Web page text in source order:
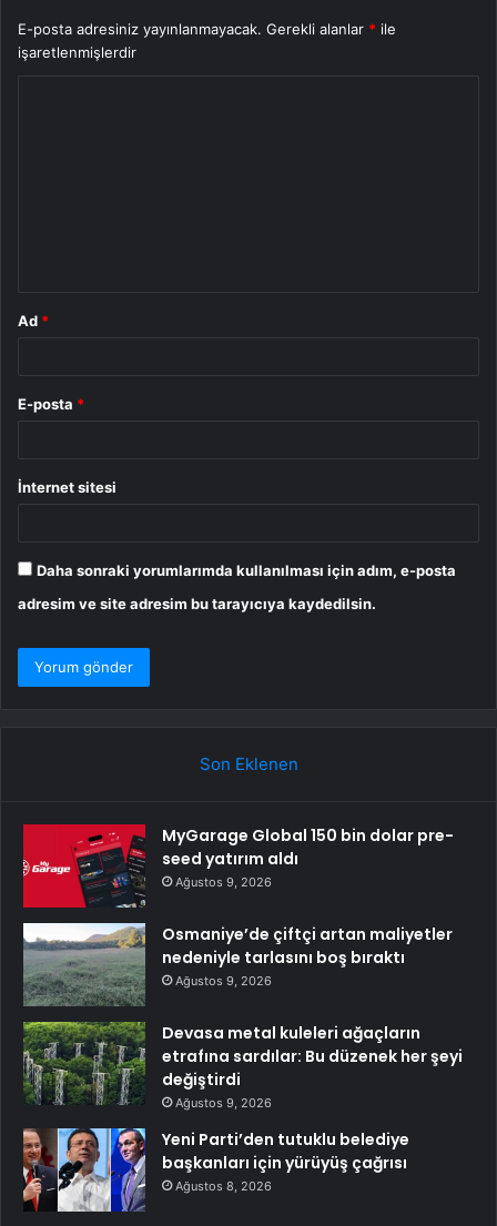
E-posta adresiniz yayınlanmayacak. Gerekli alanlar * ile
işaretlenmişlerdir
Ad *
E-posta *
İnternet sitesi
Daha sonraki yorumlarımda kullanılması için adım, e-posta
adresim ve site adresim bu tarayıcıya kaydedilsin.
Son Eklenen
MyGarage Global 150 bin dolar pre-
seed yatırım aldı
Ağustos 9, 2026
Osmaniye’de çiftçi artan maliyetler
nedeniyle tarlasını boş bıraktı
Ağustos 9, 2026
Devasa metal kuleleri ağaçların
etrafına sardılar: Bu düzenek her şeyi
değiştirdi
Ağustos 9, 2026
Yeni Parti’den tutuklu belediye
başkanları için yürüyüş çağrısı
Ağustos 8, 2026